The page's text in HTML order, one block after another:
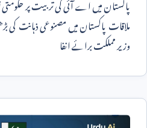
ملاقات پاکستان میں مصنوعی
وزیر مملکت برائے انفا